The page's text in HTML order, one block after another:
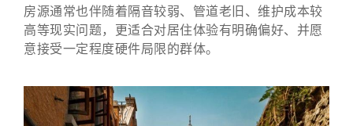
房源通常也伴随着隔音较弱、管道老旧、维护成本较
高等现实问题，更适合对居住体验有明确偏好、并愿
意接受一定程度硬件局限的群体。